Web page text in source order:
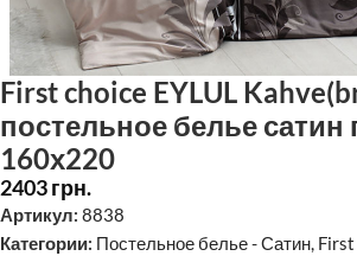
First choice EYLUL
постельное белье
160х220
2403грн.
Артикул: 8838
Категории: Постельное белье - Сатин, First